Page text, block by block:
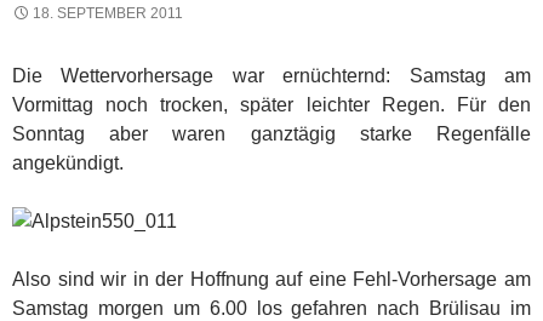
18. SEPTEMBER 2011
Die Wettervorhersage war ernüchternd: Samstag am
Vormittag noch trocken, später leichter Regen. Für den
Sonntag aber waren ganztägig starke Regenfälle
angekündigt.
Also sind wir in der Hoffnung auf eine Fehl-Vorhersage am
Samstag morgen um 6.00 los gefahren nach Brülisau im